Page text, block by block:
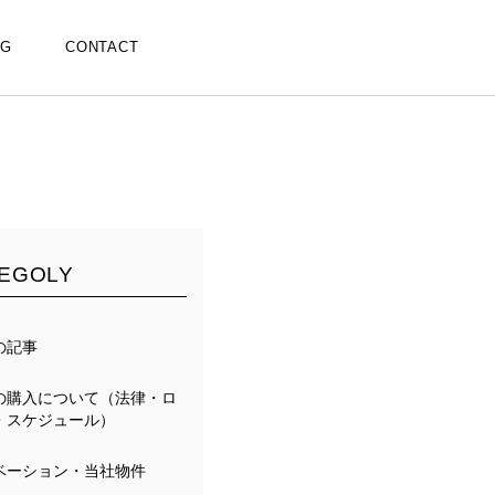
CONTACT
記事
購入について（法律・ロ
スケジュール）
ーション・当社物件